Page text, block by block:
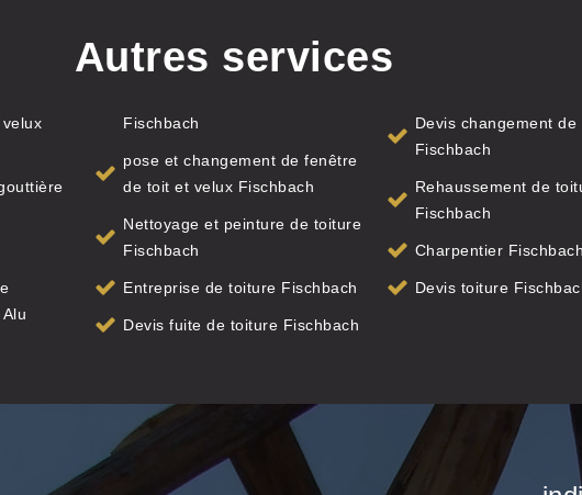
Autres services
Fischbach
pose et changement de fenêtre
de toit et velux Fischbach
Nettoyage et peinture de toiture
Fischbach
Entreprise de toiture Fischbach
Devis fuite de toiture Fischbach
Devis changement de
Fischbach
Rehaussement de
Fischbach
Charpentier Fischbach
Devis toiture